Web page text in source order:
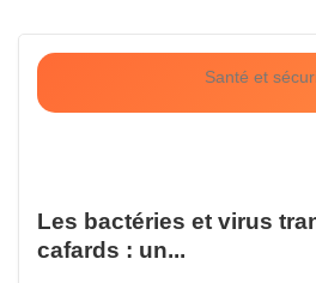
Santé et
Les bactéries et virus
cafards : un...